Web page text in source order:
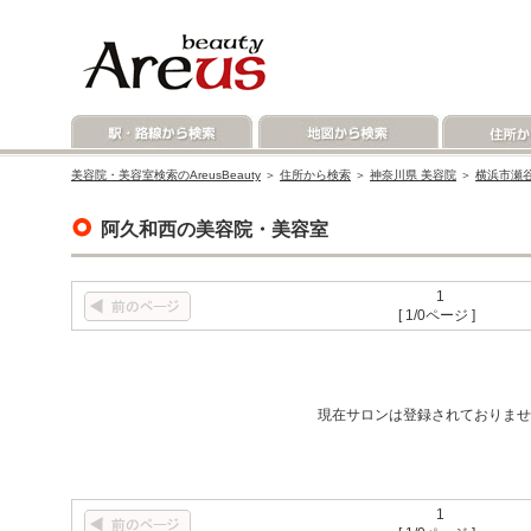
美容院・美容室検索のAreusBeauty ＞ 住所から検索 ＞ 神奈川県 美容院 ＞ 横浜市瀬
阿久和西の美容院・美容室
1
[ 1/0ページ ]
現在サロンは登録されておりま
1